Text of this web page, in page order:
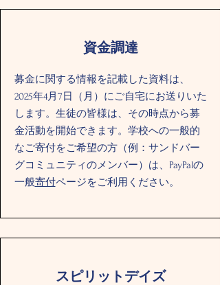
資金調達
募金に関する情報を記載した資料は、
2025年4月7日（月）にご自宅にお送りいた
します。生徒の皆様は、その時点から募
金活動を開始できます。学校への一般的
なご寄付をご希望の方（例：サンドバー
グコミュニティのメンバー）は、PayPalの
一般寄付ページをご利用ください。
スピリットデイズ